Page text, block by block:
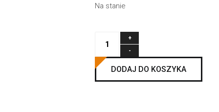
Na stanie
z
DODAJ DO KOSZYKA